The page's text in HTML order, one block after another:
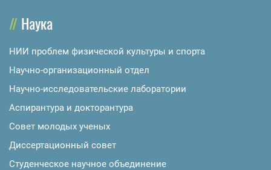
Наука
НИИ проблем физической культуры и спорта
Научно-организационный отдел
Научно-исследовательские лаборатории
Аспирантура и докторантура
Совет молодых ученых
Диссертационный совет
Студенческое научное объединение